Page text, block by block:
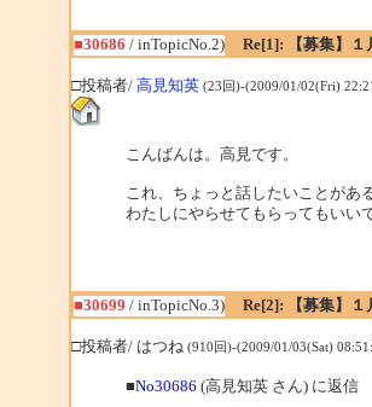
■30686 / inTopicNo.2) Re[1]: 【募集】
□投稿者/ 高見知英 (23回)-(2009/01/02(Fri)
こんばんは。高見です。
これ、ちょっと話したいことがあ
わたしにやらせてもらってもいい
■30699 / inTopicNo.3) Re[2]: 【募集】
□投稿者/ はつね (910回)-(2009/01/03(Sat)
■No30686 (高見知英 さん) に返信